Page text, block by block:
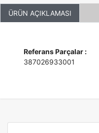
ÜRÜN AÇIKLAMASI
Referans Parçalar :
387026933001